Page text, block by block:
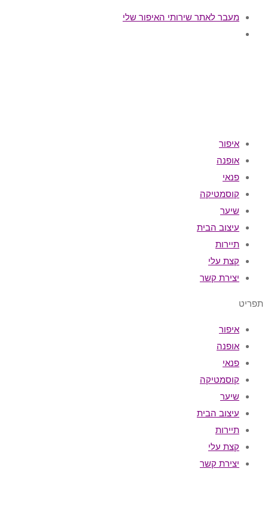
מעבר לאתר שירותי האיפור שלי
איפור
אופנה
פנאי
קוסמטיקה
שיער
עיצוב הבית
תיירות
קצת עלי
יצירת קשר
תפריט
איפור
אופנה
פנאי
קוסמטיקה
שיער
עיצוב הבית
תיירות
קצת עלי
יצירת קשר